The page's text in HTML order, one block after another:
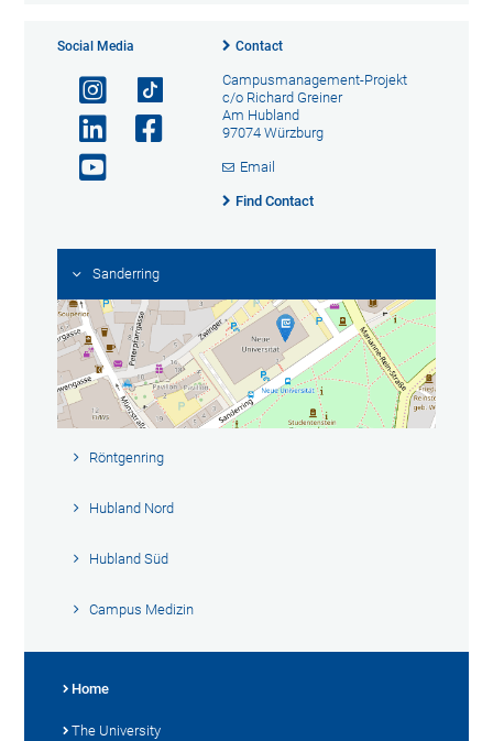
Social Media Contact
Campusmanagement-Projekt
c/o Richard Greiner
Am Hubland
97074 Würzburg
Email
Find Contact
Sanderring
Röntgenring
Hubland Nord
Hubland Süd
Campus Medizin
Home
The University